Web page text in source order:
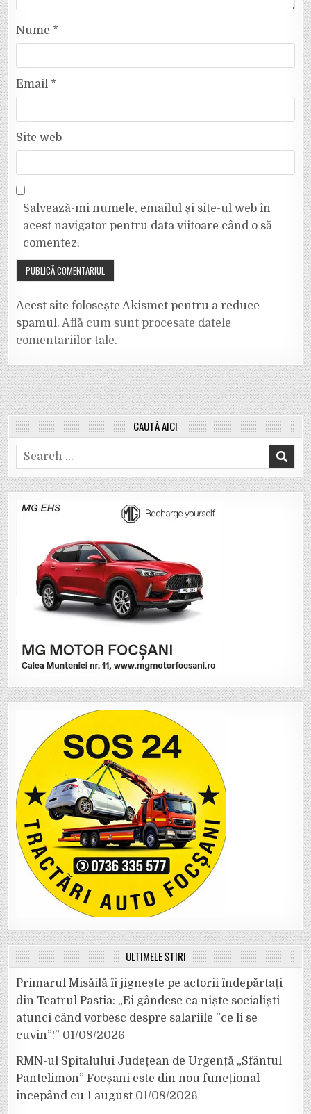
Nume *
Email *
Site web
Salvează-mi numele, emailul și site-ul web în
acest navigator pentru data viitoare când o să
comentez.
Acest site folosește Akismet pentru a reduce
spamul.Află cum sunt procesate datele
comentariilor tale.
CAUTĂ AICI
Search
for:
ULTIMELE ȘTIRI
Primarul Misăilă îi jignește pe actorii îndepărtați
din Teatrul Pastia: „Ei gândesc ca niște socialiști
atunci când vorbesc despre salariile ”ce li se
cuvin”!” 01/08/2026
RMN-ul Spitalului Județean de Urgență „Sfântul
Pantelimon” Focșani este din nou funcțional
începând cu 1 august 01/08/2026